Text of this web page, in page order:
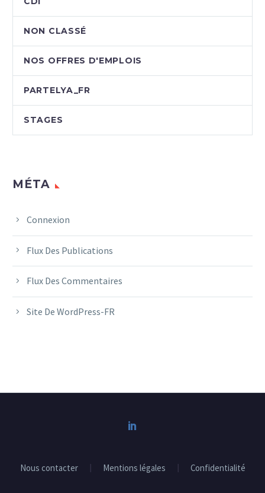
NON CLASSÉ
NOS OFFRES D'EMPLOIS
PARTELYA_FR
STAGES
MÉTA
Connexion
Flux Des Publications
Flux Des Commentaires
Site De WordPress-FR
Nous contacter Mentions légales Confidentialité